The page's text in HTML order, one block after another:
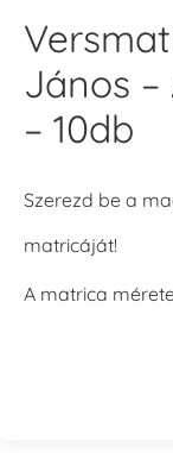
János
– 10db
Szerezd be a
matricáját!
A matrica